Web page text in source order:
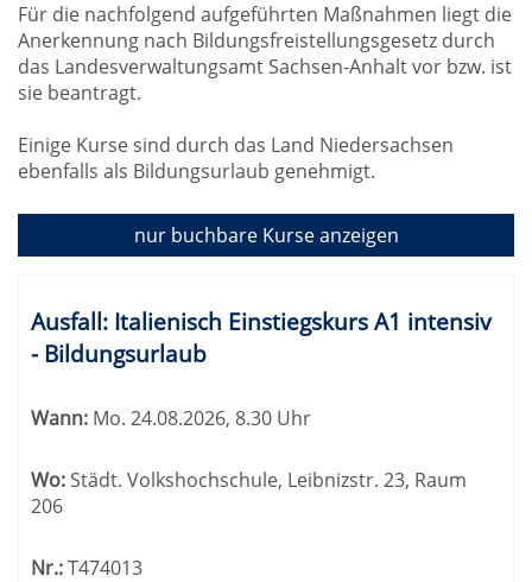
Für die nachfolgend aufgeführten Maßnahmen liegt die
Anerkennung nach Bildungsfreistellungsgesetz durch
das Landesverwaltungsamt Sachsen-Anhalt vor bzw. ist
sie beantragt.
Einige Kurse sind durch das Land Niedersachsen
ebenfalls als Bildungsurlaub genehmigt.
nur buchbareKurse anzeigen
Tabellenüberschriften
können
sortiert
Ausfall: Italienisch Einstiegskurs A1 intensiv
- Bildungsurlaub
Wann: Mo. 24.08.2026, 8.30 Uhr
Wo:Städt. Volkshochschule, Leibnizstr. 23, Raum
206
Nr.:T474013